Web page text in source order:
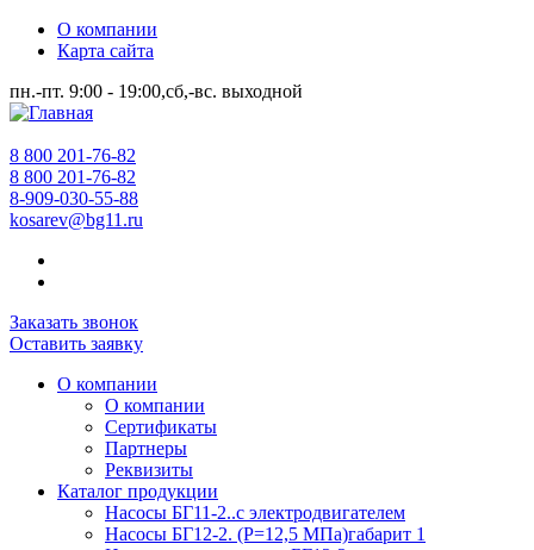
О компании
Карта сайта
пн.-пт. 9:00 - 19:00,сб,-вс. выходной
8 800 201-76-82
8 800 201-76-82
8-909-030-55-88
kosarev@bg11.ru
Заказать звонок
Оставить заявку
О компании
О компании
Сертификаты
Партнеры
Реквизиты
Каталог продукции
Насосы БГ11-2..с электродвигателем
Насосы БГ12-2. (Р=12,5 МПа)габарит 1